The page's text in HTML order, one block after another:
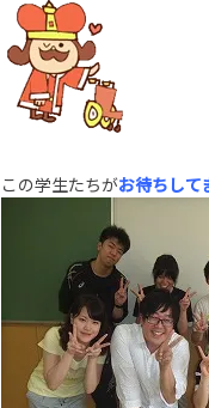
この学生たちがお待ちして